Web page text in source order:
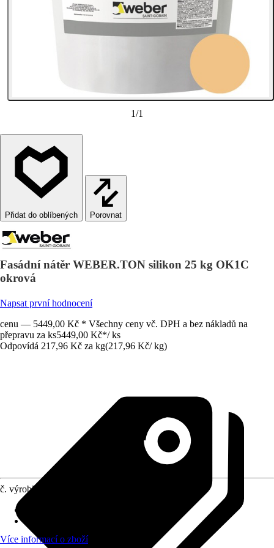
1/1
Porovnat
Fasádní nátěr WEBER.TON silikon 25 kg OK1C
okrová
Napsat první hodnocení
cenu — 5449,00 Kč * Všechny ceny vč. DPH a bez nákladů na
přepravu za ks5449,00 Kč*/ ks
Odpovídá 217,96 Kč za kg(217,96 Kč/ kg)
č. výrobku
Více informací o zboží